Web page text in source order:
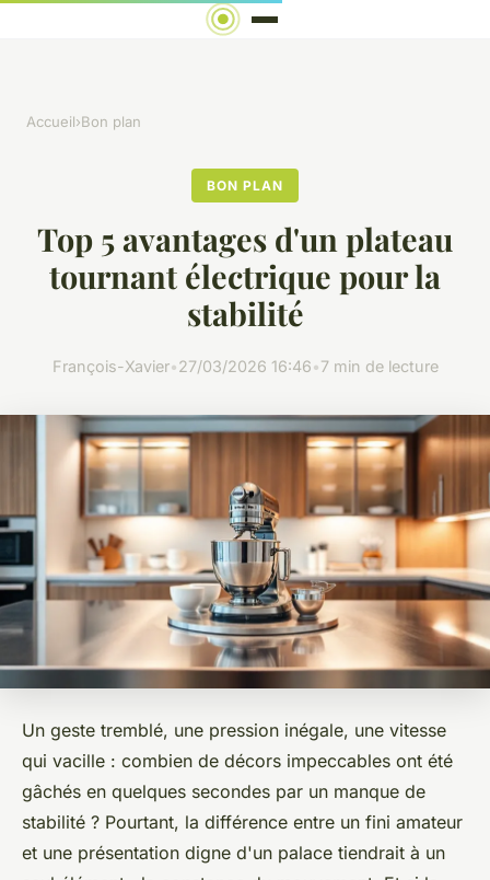
Accueil›Bon plan
BON PLAN
Top 5 avantages d'un plateau
tournant électrique pour la
stabilité
François-Xavier•27/03/2026 16:46•7 min de lecture
Un geste tremblé, une pression inégale, une vitesse
qui vacille : combien de décors impeccables ont été
gâchés en quelques secondes par un manque de
stabilité ? Pourtant, la différence entre un fini amateur
et une présentation digne d'un palace tiendrait à un